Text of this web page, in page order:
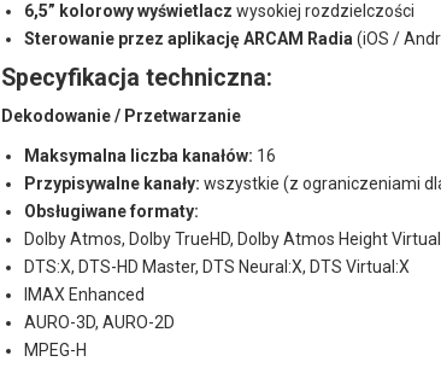
6,5” kolorowy wyświetlacz wysokiej rozdzielczości
Sterowanie przez aplikację ARCAM Radia (iOS /
Specyfikacja techniczna:
Dekodowanie / Przetwarzanie
Maksymalna liczba kanałów: 16
Przypisywalne kanały: wszystkie (z ograniczeniami
Obsługiwane formaty:
Dolby Atmos, Dolby TrueHD, Dolby Atmos Height
DTS:X, DTS-HD Master, DTS Neural:X, DTS Virtual:X
IMAX Enhanced
AURO-3D, AURO-2D
MPEG-H